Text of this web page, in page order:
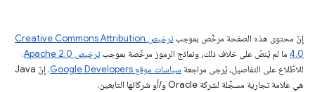
إنّ محتوى هذه الصفحة مرخّص بموجب
ترخيص Creative Commons Attribution
4.0‏ ما لم يُنصّ على خلاف ذلك، ونماذج الرموز مرخّصة بموجبترخيص Apache 2.0‏
.
للاطّلاع على التفاصيل، يُرجى مراجعة سياسات موقع Google Developers‏
. إنّ Java
هي علامة تجارية مسجَّلة لشركة Oracle و/أو شركائها التابعين.